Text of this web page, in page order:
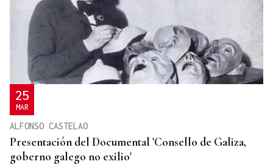
25
MAR
ALFONSO CASTELAO
Presentación del Documental 'Consello de Galiza,
goberno galego no exilio'